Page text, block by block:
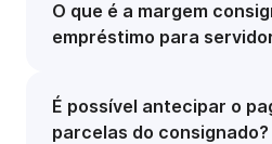
O que é a margem
empréstimo para
É possível antecipar o
parcelas do consignado?